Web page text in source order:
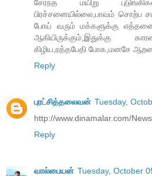
சேர்ந்த மயிறு
பிரச்சனையில்லை,பாவம் சொற்ப
போய் வரும் மக்களுக்கு
ஆகியிருக்கும்,இதுக்கு
கிழிய,ரத்தபேதி போக,மனசே
Reply
புரட்சித்தலைவன் Tuesday,
http://www.dinamalar.com/
Reply
வால்பையன் Tuesday, October